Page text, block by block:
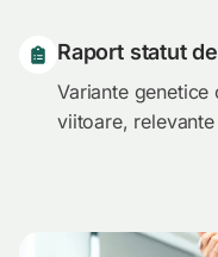
Raport statut
Variante
viitoare,